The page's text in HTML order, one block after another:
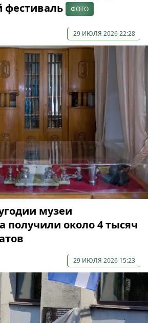
ФОТО
29 ИЮЛЯ 2026 22:28
музеи
получили около 4 тысяч
29 ИЮЛЯ 2026 15:23